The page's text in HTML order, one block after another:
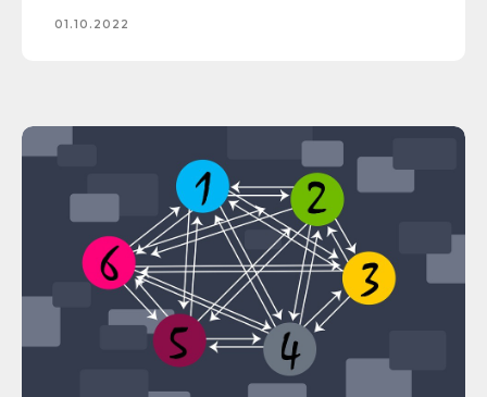
01.10.2022